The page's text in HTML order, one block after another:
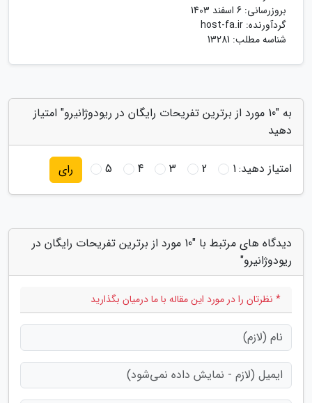
بروزرسانی: 6 اسفند 1403
گردآورنده: host-fa.ir
شناسه مطلب: 13281
به "10 مورد از برترین تفریحات رایگان در ریودوژانیرو" امتیاز
دهید
امتیاز دهید:1
2
3
4
5 رای
دیدگاه های مرتبط با "10 مورد از برترین تفریحات رایگان در
ریودوژانیرو"
* نظرتان را در مورد این مقاله با ما درمیان بگذارید